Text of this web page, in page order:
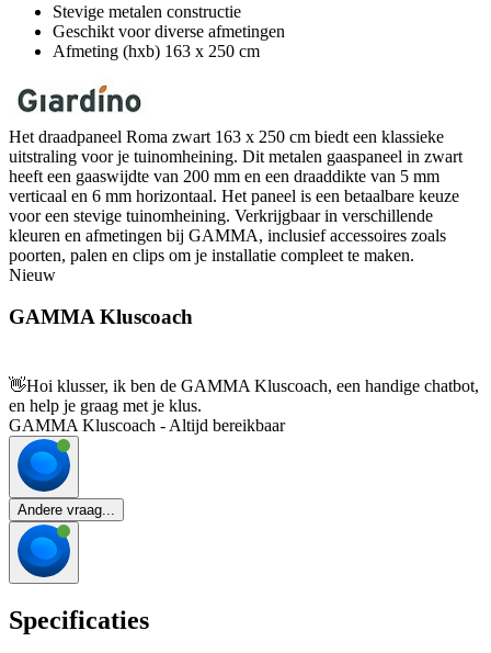
Stevige metalen constructie
Geschikt voor diverse afmetingen
Afmeting (hxb) 163 x 250 cm
Het draadpaneel Roma zwart 163 x 250 cm biedt een klassieke
uitstraling voor je tuinomheining. Dit metalen gaaspaneel in zwart
heeft een gaaswijdte van 200 mm en een draaddikte van 5 mm
verticaal en 6 mm horizontaal. Het paneel is een betaalbare keuze
voor een stevige tuinomheining. Verkrijgbaar in verschillende
kleuren en afmetingen bij GAMMA, inclusief accessoires zoals
poorten, palen en clips om je installatie compleet te maken.
Nieuw
GAMMA Kluscoach
👋Hoi klusser, ik ben de GAMMA Kluscoach, een handige chatbot,
en help je graag met je klus.
GAMMA Kluscoach - Altijd bereikbaar
Andere vraag...
Specificaties